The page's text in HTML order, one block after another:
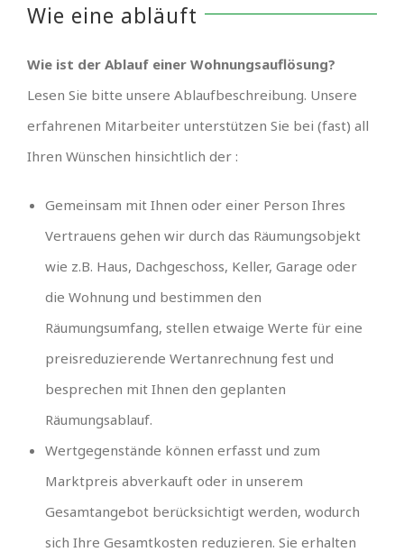
Wie eine abläuft
Wie ist der Ablauf einer Wohnungsauflösung?
Lesen Sie bitte unsere Ablaufbeschreibung. Unsere
erfahrenen Mitarbeiter unterstützen Sie bei (fast) all
Ihren Wünschen hinsichtlich der :
Gemeinsam mit Ihnen oder einer Person Ihres
Vertrauens gehen wir durch das Räumungsobjekt
wie z.B. Haus, Dachgeschoss, Keller, Garage oder
die Wohnung und bestimmen den
Räumungsumfang, stellen etwaige Werte für eine
preisreduzierende Wertanrechnung fest und
besprechen mit Ihnen den geplanten
Räumungsablauf.
Wertgegenstände können erfasst und zum
Marktpreis abverkauft oder in unserem
Gesamtangebot berücksichtigt werden, wodurch
sich Ihre Gesamtkosten reduzieren. Sie erhalten